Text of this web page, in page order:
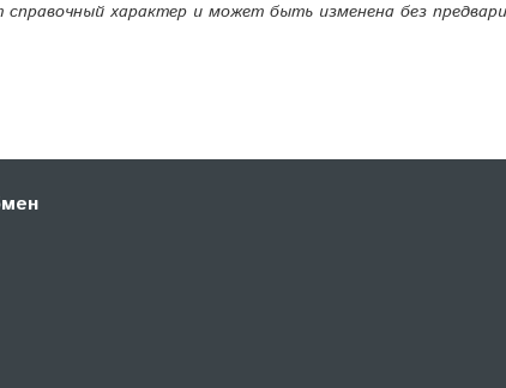
характер и может быть изменена без